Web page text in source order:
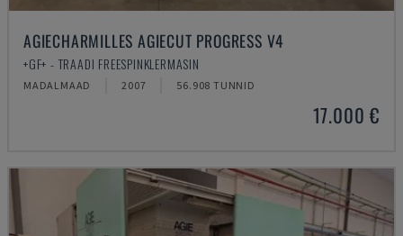
AGIECHARMILLES AGIECUT PROGRESS V4
+GF+ - TRAADI FREESPINKLERMASIN
MADALMAAD 2007 56.908 TUNNID
17.000 €